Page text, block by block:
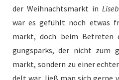
der Wei­h­nachts­markt in
war es gefühlt noch etwas
markt, doch beim Betreten
gungsparks, der nicht zum
markt, son­dern zu ein­er
delt war, ließ man sich gerne